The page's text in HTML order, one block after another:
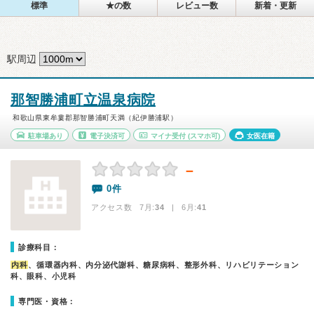
標準 ★の数 レビュー数 新着・更新
駅周辺
那智勝浦町立温泉病院
和歌山県東牟婁郡那智勝浦町天満（紀伊勝浦駅）
駐車場あり 電子決済可 マイナ受付 (スマホ可) 女医在籍
－
0件
アクセス数 7月:34 | 6月:41
診療科目：
内科、循環器内科、内分泌代謝科、糖尿病科、整形外科、リハビリテーション
科、眼科、小児科
専門医・資格：